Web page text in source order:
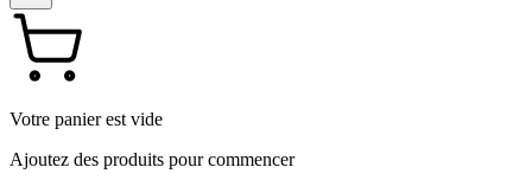
Votre panier est vide
Ajoutez des produits pour commencer